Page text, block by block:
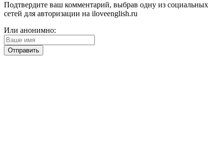
Подтвердите ваш комментарий, выбрав одну из социальных
сетей для авторизации на iloveenglish.ru
Или анонимно: